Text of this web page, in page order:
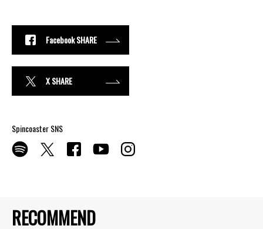
RECOMMEND
Facebook SHARE
X SHARE
Spincoaster SNS